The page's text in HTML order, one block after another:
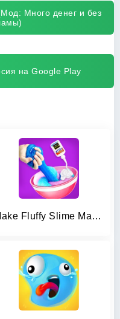
Много денег и без
на Google Play
Make Fluffy Slime Maker Game